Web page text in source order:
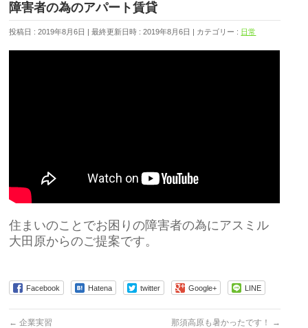
障害者の為のアパート賃貸
投稿日 : 2019年8月6日 最終更新日時 : 2019年8月6日 カテゴリー : 日常
住まいのことでお困りの障害者の為にアスミル
大田原からのご提案です。
Facebook Hatena twitter Google+ LINE
← 企業実習 那須高原も暑かったです！ →